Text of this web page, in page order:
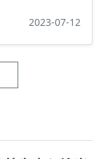
2023-07-12